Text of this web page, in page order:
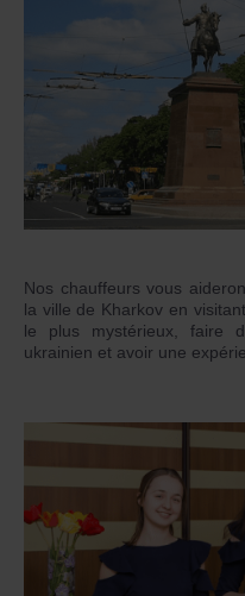
Nos chauffeurs vous
la ville de Kharkov en
le plus mystérieux, faire
ukrainien et avoir une